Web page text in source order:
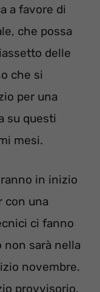
a favore di
che possa
delle
che si
per una
su questi
mesi.
in inizio
con una
ci fanno
sarà nella
novembre.
provvisorio,